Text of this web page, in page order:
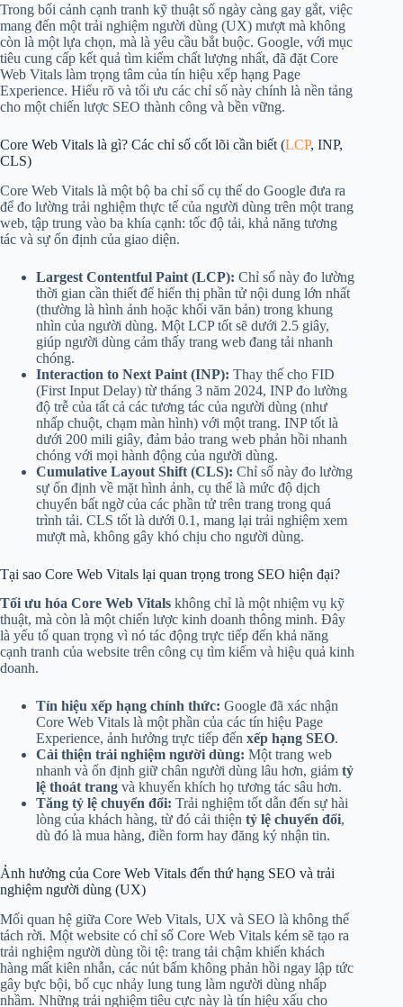
Trong bối cảnh cạnh tranh kỹ thuật số ngày càng gay gắt, việc
mang đến một trải nghiệm người dùng (UX) mượt mà không
còn là một lựa chọn, mà là yêu cầu bắt buộc. Google, với mục
tiêu cung cấp kết quả tìm kiếm chất lượng nhất, đã đặt Core
Web Vitals làm trọng tâm của tín hiệu xếp hạng Page
Experience. Hiểu rõ và tối ưu các chỉ số này chính là nền tảng
cho một chiến lược SEO thành công và bền vững.
Core Web Vitals là gì? Các chỉ số cốt lõi cần biết (LCP, INP,
CLS)
Core Web Vitals là một bộ ba chỉ số cụ thể do Google đưa ra
để đo lường trải nghiệm thực tế của người dùng trên một trang
web, tập trung vào ba khía cạnh: tốc độ tải, khả năng tương
tác và sự ổn định của giao diện.
Largest Contentful Paint (LCP): Chỉ số này đo lường
thời gian cần thiết để hiển thị phần tử nội dung lớn nhất
(thường là hình ảnh hoặc khối văn bản) trong khung
nhìn của người dùng. Một LCP tốt sẽ dưới 2.5 giây,
giúp người dùng cảm thấy trang web đang tải nhanh
chóng.
Interaction to Next Paint (INP): Thay thế cho FID
(First Input Delay) từ tháng 3 năm 2024, INP đo lường
độ trễ của tất cả các tương tác của người dùng (như
nhấp chuột, chạm màn hình) với một trang. INP tốt là
dưới 200 mili giây, đảm bảo trang web phản hồi nhanh
chóng với mọi hành động của người dùng.
Cumulative Layout Shift (CLS): Chỉ số này đo lường
sự ổn định về mặt hình ảnh, cụ thể là mức độ dịch
chuyển bất ngờ của các phần tử trên trang trong quá
trình tải. CLS tốt là dưới 0.1, mang lại trải nghiệm xem
mượt mà, không gây khó chịu cho người dùng.
Tại sao Core Web Vitals lại quan trọng trong SEO hiện đại?
Tối ưu hóa Core Web Vitals không chỉ là một nhiệm vụ kỹ
thuật, mà còn là một chiến lược kinh doanh thông minh. Đây
là yếu tố quan trọng vì nó tác động trực tiếp đến khả năng
cạnh tranh của website trên công cụ tìm kiếm và hiệu quả kinh
doanh.
Tín hiệu xếp hạng chính thức: Google đã xác nhận
Core Web Vitals là một phần của các tín hiệu Page
Experience, ảnh hưởng trực tiếp đến xếp hạng SEO.
Cải thiện trải nghiệm người dùng: Một trang web
nhanh và ổn định giữ chân người dùng lâu hơn, giảm tỷ
lệ thoát trang và khuyến khích họ tương tác sâu hơn.
Tăng tỷ lệ chuyển đổi: Trải nghiệm tốt dẫn đến sự hài
lòng của khách hàng, từ đó cải thiện tỷ lệ chuyển đổi,
dù đó là mua hàng, điền form hay đăng ký nhận tin.
Ảnh hưởng của Core Web Vitals đến thứ hạng SEO và trải
nghiệm người dùng (UX)
Mối quan hệ giữa Core Web Vitals, UX và SEO là không thể
tách rời. Một website có chỉ số Core Web Vitals kém sẽ tạo ra
trải nghiệm người dùng tồi tệ: trang tải chậm khiến khách
hàng mất kiên nhẫn, các nút bấm không phản hồi ngay lập tức
gây bực bội, bố cục nhảy lung tung làm người dùng nhấp
nhầm. Những trải nghiệm tiêu cực này là tín hiệu xấu cho